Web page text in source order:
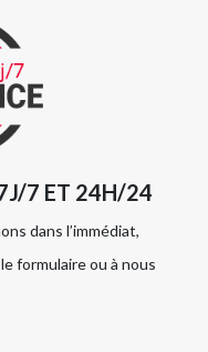
7 ET 24H/24
dans l’immédiat,
formulaire ou à nous